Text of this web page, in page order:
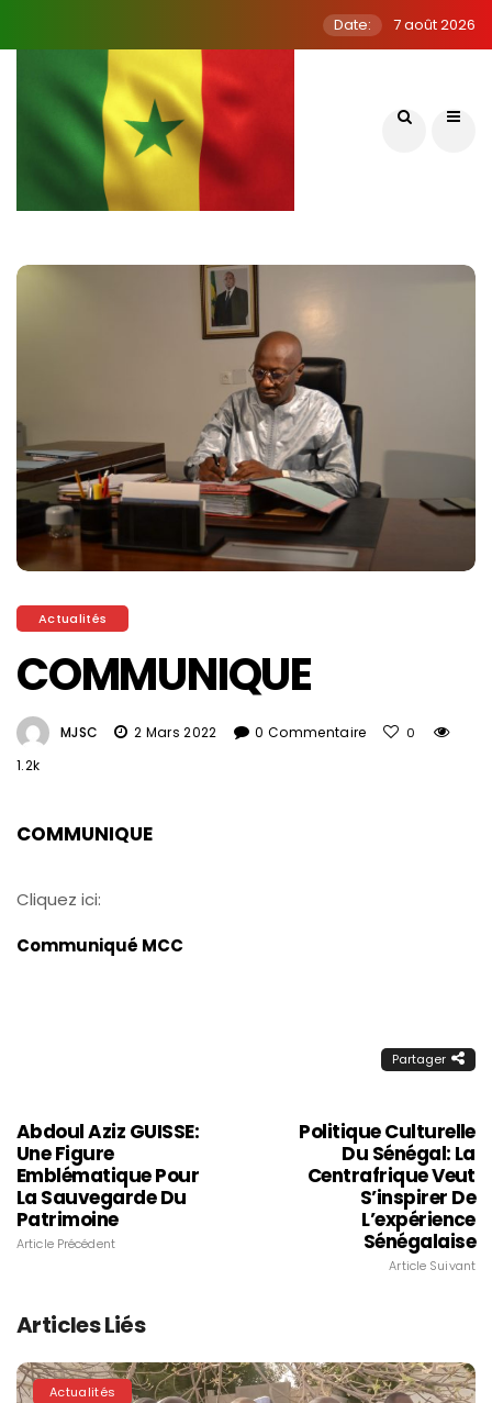
Date: 7 août 2026
Actualités
COMMUNIQUE
MJSC 2 Mars 2022 0 Commentaire 0
1.2k
COMMUNIQUE
Cliquez ici:
Communiqué MCC
Partager
Abdoul Aziz GUISSE:
Une Figure
Emblématique Pour
La Sauvegarde Du
Patrimoine
Article Précédent
Politique Culturelle
Du Sénégal: La
Centrafrique Veut
S’inspirer De
L’expérience
Sénégalaise
Article Suivant
Articles Liés
Actualités